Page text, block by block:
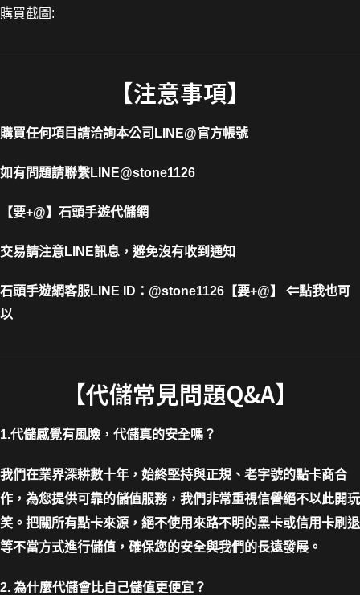
購買截圖:
【注意事項】
購買任何項目請洽詢本公司 LINE@官方帳號
如有問題請聯繫LINE@stone1126
【要+@】 石頭手遊代儲網
交易請注意LINE訊息，避免沒有收到通知
石頭手遊網客服LINE ID ： @stone1126【要+@】 ⇐點我也可
以
【代儲常見問題Q&A】
1.代儲感覺有風險，代儲真的安全嗎？
我們在業界深耕數十年，始終堅持與正規、老字號的點卡商合
作，為您提供可靠的儲值服務，我們非常重視信譽絕不以此開玩
笑。把關所有點卡來源，絕不使用來路不明的黑卡或信用卡刷退
等不當方式進行儲值，確保您的安全與我們的長遠發展。
2. 為什麼代儲會比自己儲值更便宜？